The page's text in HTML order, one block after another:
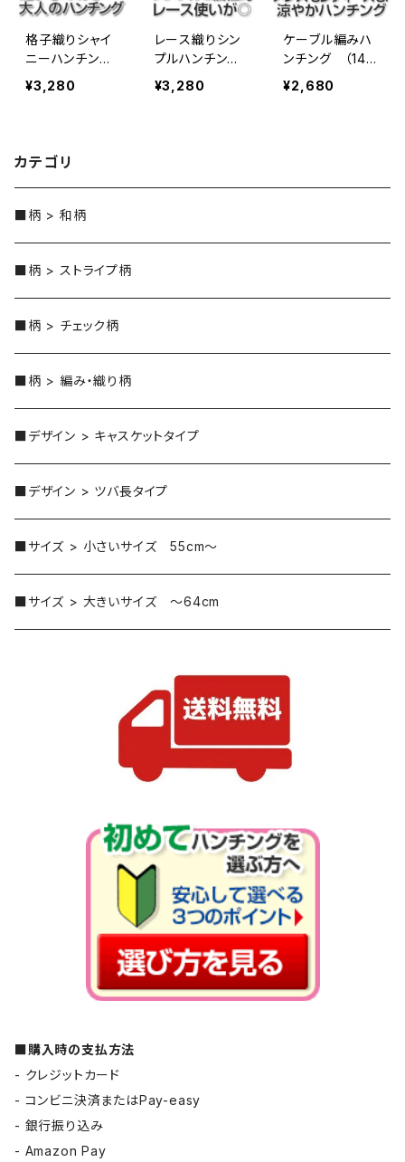
格子織りシャイ
ニーハンチン
グ （12hc-ss1
¥3,280
レース織りシン
プルハンチン
グ （13hc-ss0
¥3,280
ケーブル編みハ
ンチング （14h
c-ss01）
¥2,680
カテゴリ
■柄 > 和柄
■柄 > ストライプ柄
■柄 > チェック柄
■柄 > 編み・織り柄
■デザイン > キャスケットタイプ
■デザイン > ツバ長タイプ
■サイズ > 小さいサイズ 55cm～
■サイズ > 大きいサイズ ～64cm
■購入時の支払方法
- クレジットカード
- コンビニ決済またはPay-easy
- 銀行振り込み
- Amazon Pay